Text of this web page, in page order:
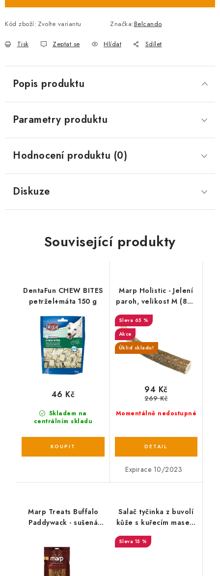
Kód zboží: Zvolte variantu Značka:Belcando
Tisk Zeptat se Hlídat Sdílet
Popis produktu
Parametry produktu
Hodnocení produktu (0)
Diskuze
Související produkty
DentaFun CHEW BITES
petržel+máta 150 g
Skladem na
centrálním skladu
46 Kč
Marp Holistic - Jelení
paroh, velikost M (80 -
120g)
65 %
Akce
Úklid skladu!
Momentálně nedostupné
94 Kč
269 Kč
Expirace 10/2023
Marp Treats Buffalo
Paddywack - sušená
Salač tyčinka z buvolí
kůže s kuřecím masem
15 %